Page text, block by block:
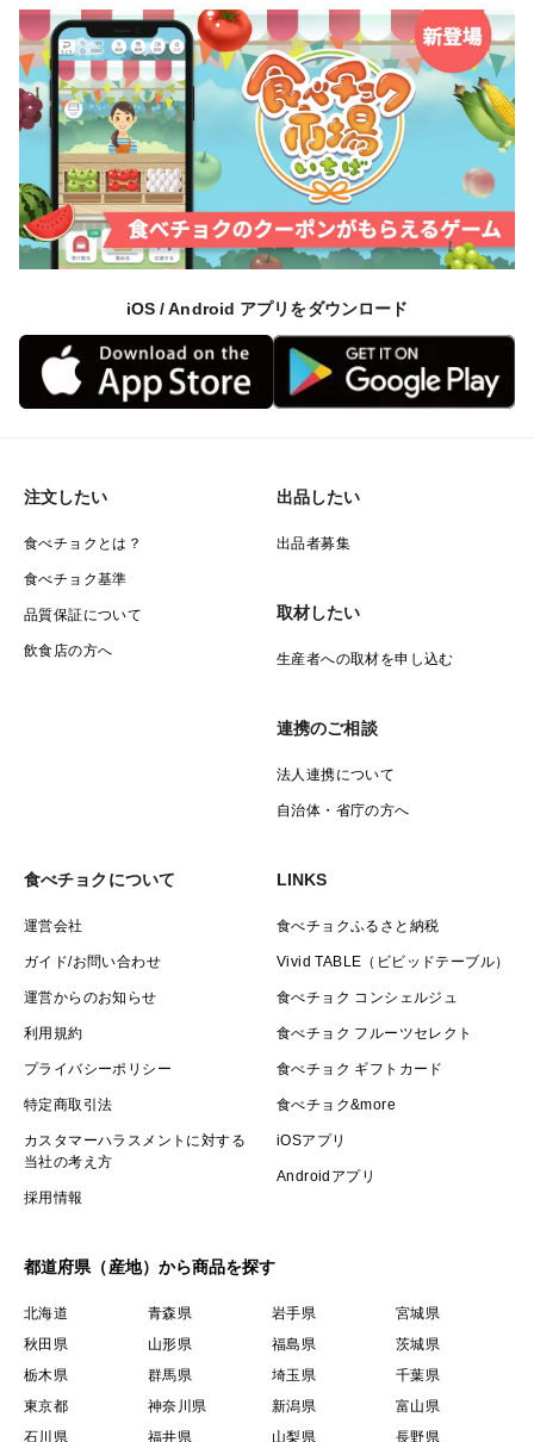
iOS / Android アプリをダウンロード
注文したい
食べチョクとは？
食べチョク基準
品質保証について
飲食店の方へ
出品したい
出品者募集
取材したい
生産者への取材を申し込む
連携のご相談
法人連携について
自治体・省庁の方へ
食べチョクについて
運営会社
ガイド/お問い合わせ
運営からのお知らせ
利用規約
プライバシーポリシー
特定商取引法
カスタマーハラスメントに対する
当社の考え方
採用情報
LINKS
食べチョクふるさと納税
Vivid TABLE（ビビッドテーブル）
食べチョク コンシェルジュ
食べチョク フルーツセレクト
食べチョク ギフトカード
食べチョク&more
iOSアプリ
Androidアプリ
都道府県（産地）から商品を探す
北海道 青森県 岩手県
宮城県
秋田県
山形県 福島県
茨城県
栃木県
群馬県 埼玉県
千葉県
東京都
神奈川県 新潟県
富山県
石川県
福井県 山梨県 長野県